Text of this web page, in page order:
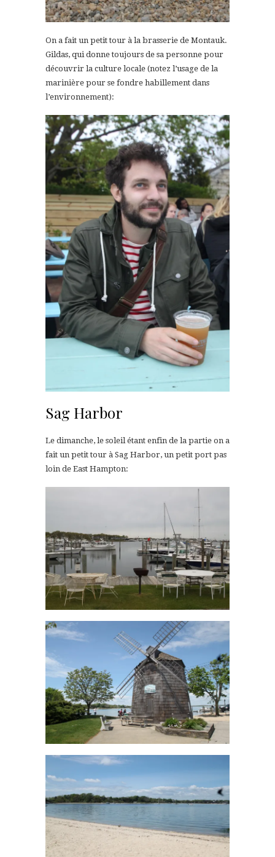
On a fait un petit tour à la brasserie de Montauk.
Gildas, qui donne toujours de sa personne pour
découvrir la culture locale (notez l’usage de la
marinière pour se fondre habillement dans
l’environnement):
Sag Harbor
Le dimanche, le soleil étant enfin de la partie on a
fait un petit tour à Sag Harbor, un petit port pas
loin de East Hampton: